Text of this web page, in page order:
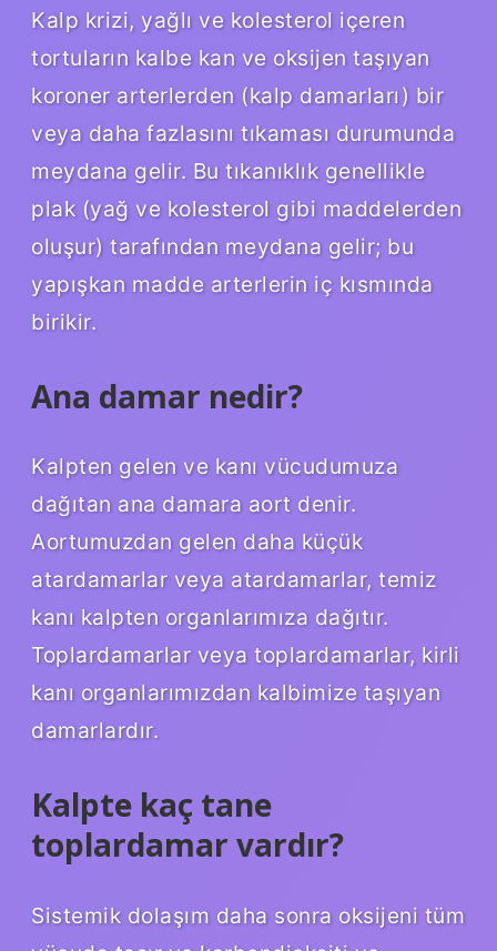
Kalp krizi, yağlı ve kolesterol içeren
tortuların kalbe kan ve oksijen taşıyan
koroner arterlerden (kalp damarları) bir
veya daha fazlasını tıkaması durumunda
meydana gelir. Bu tıkanıklık genellikle
plak (yağ ve kolesterol gibi maddelerden
oluşur) tarafından meydana gelir; bu
yapışkan madde arterlerin iç kısmında
birikir.
Ana damar nedir?
Kalpten gelen ve kanı vücudumuza
dağıtan ana damara aort denir.
Aortumuzdan gelen daha küçük
atardamarlar veya atardamarlar, temiz
kanı kalpten organlarımıza dağıtır.
Toplardamarlar veya toplardamarlar, kirli
kanı organlarımızdan kalbimize taşıyan
damarlardır.
Kalpte kaç tane
toplardamar vardır?
Sistemik dolaşım daha sonra oksijeni tüm